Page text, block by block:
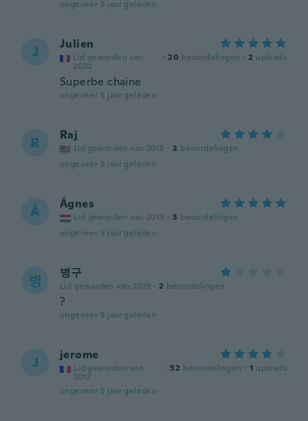
ongeveer 5 jaar geleden
J Julien
Lid geworden van
2020
· 20 beoordelingen · 2 uploads
Superbe chaine
ongeveer 5 jaar geleden
R Raj
Lid geworden van 2018 · 2 beoordelingen
ongeveer 5 jaar geleden
Á Ágnes
Lid geworden van 2019 · 3 beoordelingen
ongeveer 5 jaar geleden
병 병구
Lid geworden van 2019 · 2 beoordelingen
?
ongeveer 5 jaar geleden
J jerome
Lid geworden van
2017
· 52 beoordelingen · 1 uploads
ongeveer 5 jaar geleden